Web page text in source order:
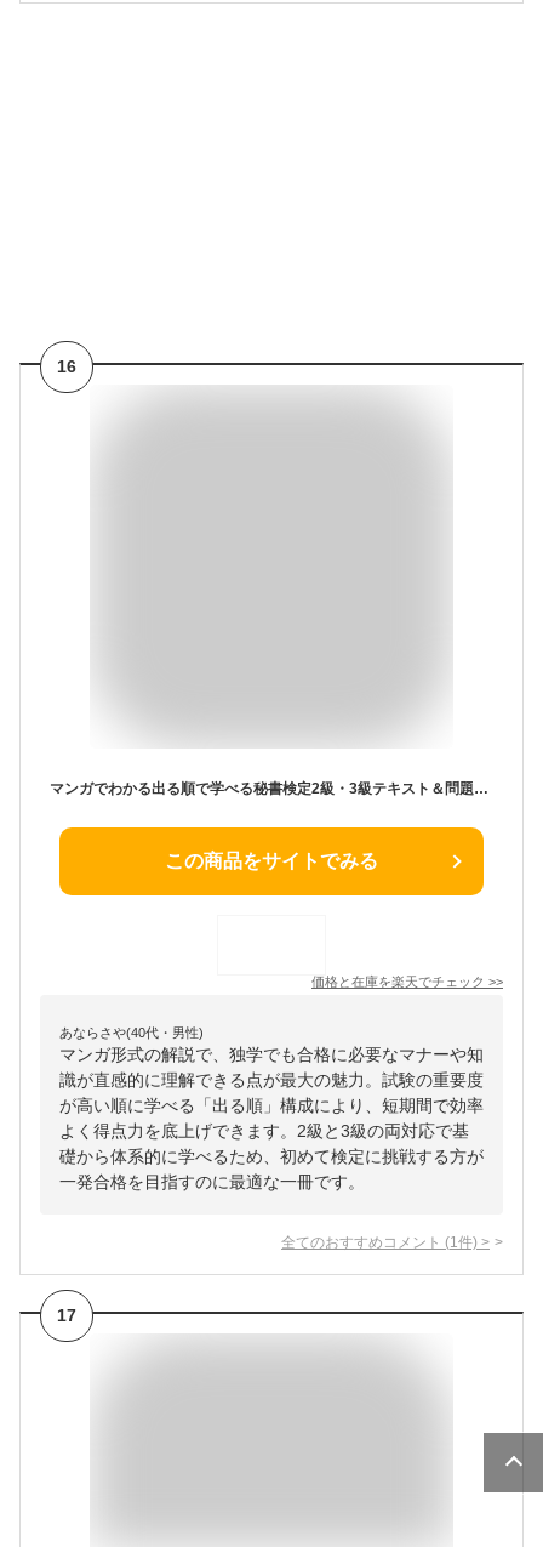
16
マンガでわかる出る順で学べる秘書検定2級・3級テキスト＆問題集 横山都/著
この商品をサイトでみる
価格と在庫を楽天でチェック >>
あならさや(40代・男性)
マンガ形式の解説で、独学でも合格に必要なマナーや知
識が直感的に理解できる点が最大の魅力。試験の重要度
が高い順に学べる「出る順」構成により、短期間で効率
よく得点力を底上げできます。2級と3級の両対応で基
礎から体系的に学べるため、初めて検定に挑戦する方が
一発合格を目指すのに最適な一冊です。
全てのおすすめコメント (1 件) >
17